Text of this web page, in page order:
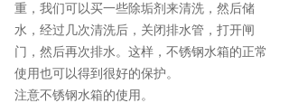
重，我们可以买一些除垢剂来清洗，然后储
水，经过几次清洗后，关闭排水管，打开闸
门，然后再次排水。这样，不锈钢水箱的正常
使用也可以得到很好的保护。
注意不锈钢水箱的使用。